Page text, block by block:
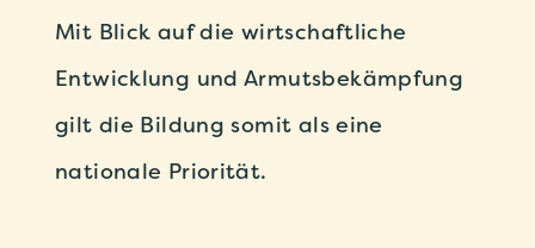
Mit Blick auf die wirtschaftliche
Entwicklung und Armutsbekämpfung
gilt die Bildung somit als eine
nationale Priorität.